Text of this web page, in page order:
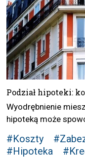
Podział hipoteki:
Wyodrębnienie
hipoteką może
#Koszty
#Hipoteka